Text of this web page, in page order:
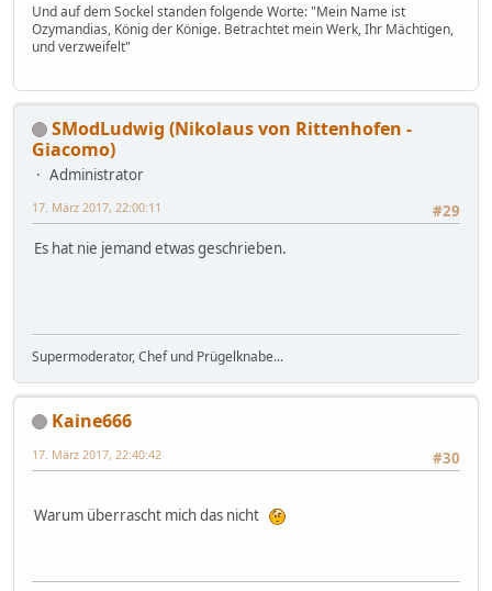
Und auf dem Sockel standen folgende Worte: "Mein Name ist
Ozymandias, König der Könige. Betrachtet mein Werk, Ihr Mächtigen,
und verzweifelt"
SModLudwig (Nikolaus von Rittenhofen -
Giacomo)
Administrator
#29
17. März 2017, 22:00:11
Es hat nie jemand etwas geschrieben.
Supermoderator, Chef und Prügelknabe...
Kaine666
#30
17. März 2017, 22:40:42
Warum überrascht mich das nicht